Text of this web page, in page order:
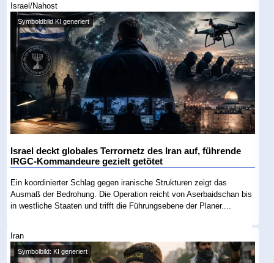
Israel/Nahost
Symboldbild KI generiert
Israel deckt globales Terrornetz des Iran auf, führende
IRGC-Kommandeure gezielt getötet
Ein koordinierter Schlag gegen iranische Strukturen zeigt das
Ausmaß der Bedrohung. Die Operation reicht von Aserbaidschan bis
in westliche Staaten und trifft die Führungsebene der Planer....
Iran
Symbolbild: KI generiert